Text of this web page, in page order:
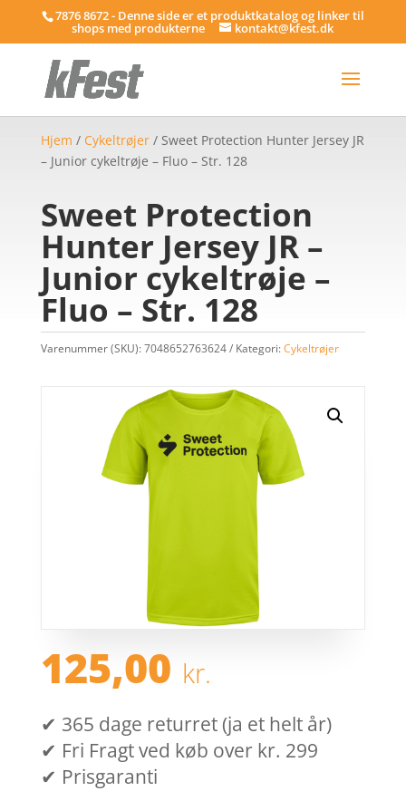
7876 8672 - Denne side er et produktkatalog og linker til
shops med produkterne kontakt@kfest.dk
Hjem / Cykeltrøjer/ Sweet Protection Hunter Jersey JR
– Junior cykeltrøje – Fluo – Str. 128
Sweet Protection
Hunter Jersey JR –
Junior cykeltrøje –
Fluo – Str. 128
Varenummer (SKU):7048652763624 Kategori:Cykeltrøjer
125,00 kr.
✔ 365 dage returret (ja et helt år)
✔ Fri Fragt ved køb over kr. 299
✔ Prisgaranti